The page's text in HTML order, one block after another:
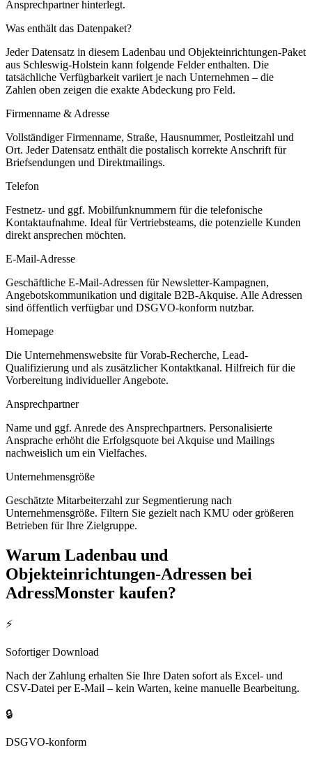
Ansprechpartner hinterlegt.
Was enthält das Datenpaket?
Jeder Datensatz in diesem Ladenbau und Objekteinrichtungen-Paket
aus Schleswig-Holstein kann folgende Felder enthalten. Die
tatsächliche Verfügbarkeit variiert je nach Unternehmen – die
Zahlen oben zeigen die exakte Abdeckung pro Feld.
Firmenname & Adresse
Vollständiger Firmenname, Straße, Hausnummer, Postleitzahl und
Ort. Jeder Datensatz enthält die postalisch korrekte Anschrift für
Briefsendungen und Direktmailings.
Telefon
Festnetz- und ggf. Mobilfunknummern für die telefonische
Kontaktaufnahme. Ideal für Vertriebsteams, die potenzielle Kunden
direkt ansprechen möchten.
E-Mail-Adresse
Geschäftliche E-Mail-Adressen für Newsletter-Kampagnen,
Angebotskommunikation und digitale B2B-Akquise. Alle Adressen
sind öffentlich verfügbar und DSGVO-konform nutzbar.
Homepage
Die Unternehmenswebsite für Vorab-Recherche, Lead-
Qualifizierung und als zusätzlicher Kontaktkanal. Hilfreich für die
Vorbereitung individueller Angebote.
Ansprechpartner
Name und ggf. Anrede des Ansprechpartners. Personalisierte
Ansprache erhöht die Erfolgsquote bei Akquise und Mailings
nachweislich um ein Vielfaches.
Unternehmensgröße
Geschätzte Mitarbeiterzahl zur Segmentierung nach
Unternehmensgröße. Filtern Sie gezielt nach KMU oder größeren
Betrieben für Ihre Zielgruppe.
Warum Ladenbau und
Objekteinrichtungen-Adressen bei
AdressMonster kaufen?
⚡
Sofortiger Download
Nach der Zahlung erhalten Sie Ihre Daten sofort als Excel- und
CSV-Datei per E-Mail – kein Warten, keine manuelle Bearbeitung.
🔒
DSGVO-konform